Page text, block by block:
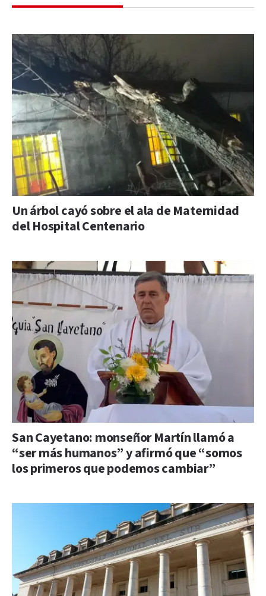
Un árbol cayó sobre el ala de Maternidad
del Hospital Centenario
San Cayetano: monseñor Martín llamó a
“ser más humanos” y afirmó que “somos
los primeros que podemos cambiar”